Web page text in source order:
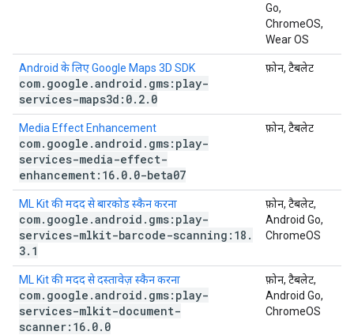
Go,
ChromeOS,
Wear OS
Android के लिए Google Maps 3D SDK
com. google .android . gms:play-
services-maps3d:0. 2. 0
फ़ोन, टैबलेट
Media Effect Enhancement
com. google .android . gms:play-
services-media-effect-
enhancement:16. 0. 0-beta07
फ़ोन, टैबलेट
ML Kit की मदद से बारकोड स्कैन करना
com. google .android . gms:play-
services-mlkit-barcode-scanning:18 .
3. 1
फ़ोन, टैबलेट,
Android Go,
ChromeOS
ML Kit की मदद से दस्तावेज़ स्कैन करना
com. google .android . gms:play-
services-mlkit-document-
scanner:16. 0. 0
फ़ोन, टैबलेट,
Android Go,
ChromeOS